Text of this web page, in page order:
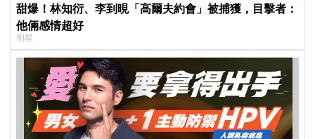
甜爆！林知衍、李到晛「高爾夫約會」被捕獲，目擊者：
他倆感情超好
明星